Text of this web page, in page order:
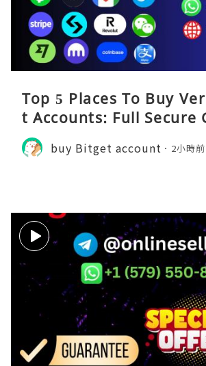
Top 5 Places To Buy
t Accounts: Full Secure
buy Bitget account 2小時前